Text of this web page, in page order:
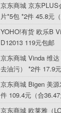
京东商城 京东
片*5包 *2件 45.8元（
YOHO!有货 欧乐B
D12013 119元包邮
京东商城 Vinda 维
去油污） *2件 17.9
京东商城 Bigen 美
件 109.4元（合36.47
京东商城 欧莱雅（